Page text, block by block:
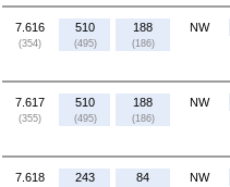
7.616
(354)
510
(495)
188
(186)
NW
7.617
(355)
510
(495)
188
(186)
NW
7.618 243 84 NW